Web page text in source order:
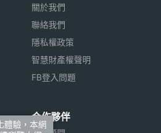
關於我們
聯絡我們
隱私權政策
智慧財產權聲明
FB登入問題
合作夥伴
體驗，本網